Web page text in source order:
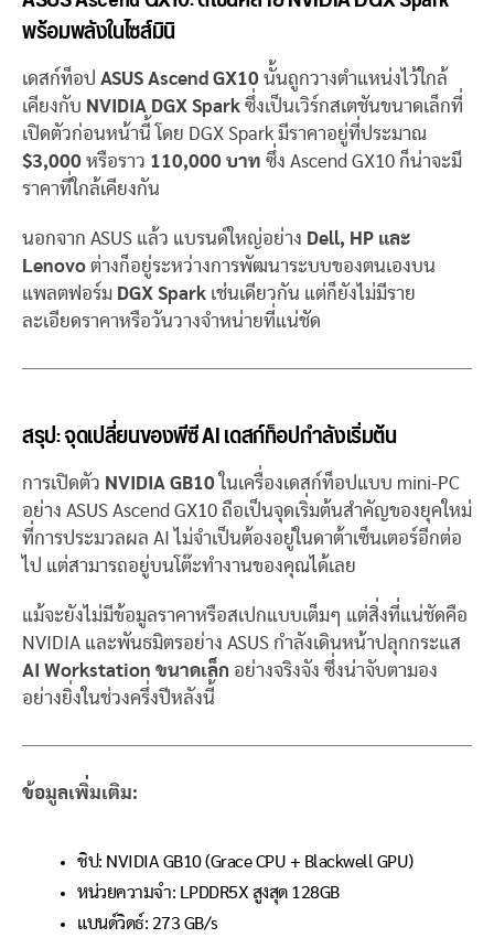
พร้อมพลังในไซส์มินิ
เดสก์ท็อป ASUS Ascend GX10 นั้นถูกวางตำแหน่งไว้ใกล้
เคียงกับ NVIDIA DGX Spark ซึ่งเป็นเวิร์กสเตชันขนาดเล็กที่
เปิดตัวก่อนหน้านี้ โดย DGX Spark มีราคาอยู่ที่ประมาณ
$3,000 หรือราว 110,000 บาท ซึ่ง Ascend GX10 ก็น่าจะมี
ราคาที่ใกล้เคียงกัน
นอกจาก ASUS แล้ว แบรนด์ใหญ่อย่าง Dell, HP และ
Lenovo ต่างก็อยู่ระหว่างการพัฒนาระบบของตนเองบน
แพลตฟอร์ม DGX Spark เช่นเดียวกัน แต่ก็ยังไม่มีราย
ละเอียดราคาหรือวันวางจำหน่ายที่แน่ชัด
สรุป: จุดเปลี่ยนของพีซี AI เดสก์ท็อปกำลังเริ่มต้น
การเปิดตัว NVIDIA GB10 ในเครื่องเดสก์ท็อปแบบ mini-PC
อย่าง ASUS Ascend GX10 ถือเป็นจุดเริ่มต้นสำคัญของยุคใหม่
ที่การประมวลผล AI ไม่จำเป็นต้องอยู่ในดาต้าเซ็นเตอร์อีกต่อ
ไป แต่สามารถอยู่บนโต๊ะทำงานของคุณได้เลย
แม้จะยังไม่มีข้อมูลราคาหรือสเปกแบบเต็มๆ แต่สิ่งที่แน่ชัดคือ
NVIDIA และพันธมิตรอย่าง ASUS กำลังเดินหน้าปลุกกระแส
AI Workstation ขนาดเล็ก อย่างจริงจัง ซึ่งน่าจับตามอง
อย่างยิ่งในช่วงครึ่งปีหลังนี้
ข้อมูลเพิ่มเติม:
ชิป: NVIDIA GB10 (Grace CPU + Blackwell GPU)
หน่วยความจำ: LPDDR5X สูงสุด 128GB
แบนด์วิดธ์: 273 GB/s